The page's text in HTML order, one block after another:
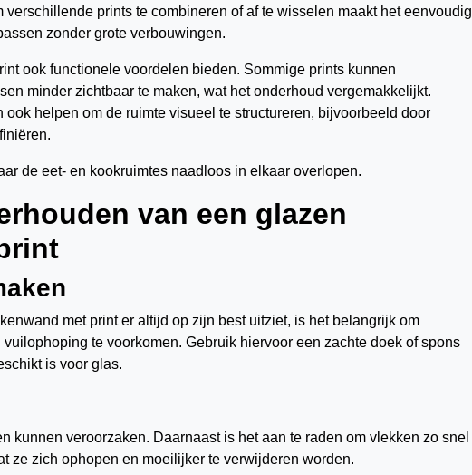
prints te combineren of af te wisselen maakt het eenvoudig
zonder grote verbouwingen.
ook functionele voordelen bieden. Sommige prints kunnen
minder zichtbaar te maken, wat het onderhoud vergemakkelijkt.
helpen om de ruimte visueel te structureren, bijvoorbeeld door
de eet- en kookruimtes naadloos in elkaar overlopen.
van een glazen
met print er altijd op zijn best uitziet, is het belangrijk om
te voorkomen. Gebruik hiervoor een zachte doek of spons
is voor glas.
kunnen veroorzaken. Daarnaast is het aan te raden om vlekken zo snel
ze zich ophopen en moeilijker te verwijderen worden.